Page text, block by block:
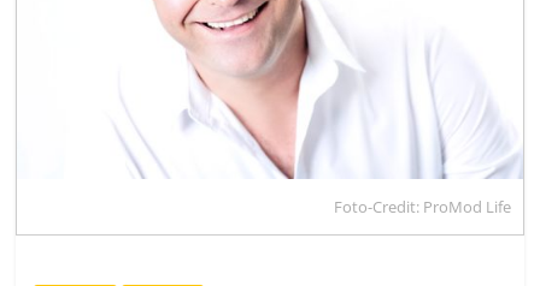
Foto-Credit: ProMod Life